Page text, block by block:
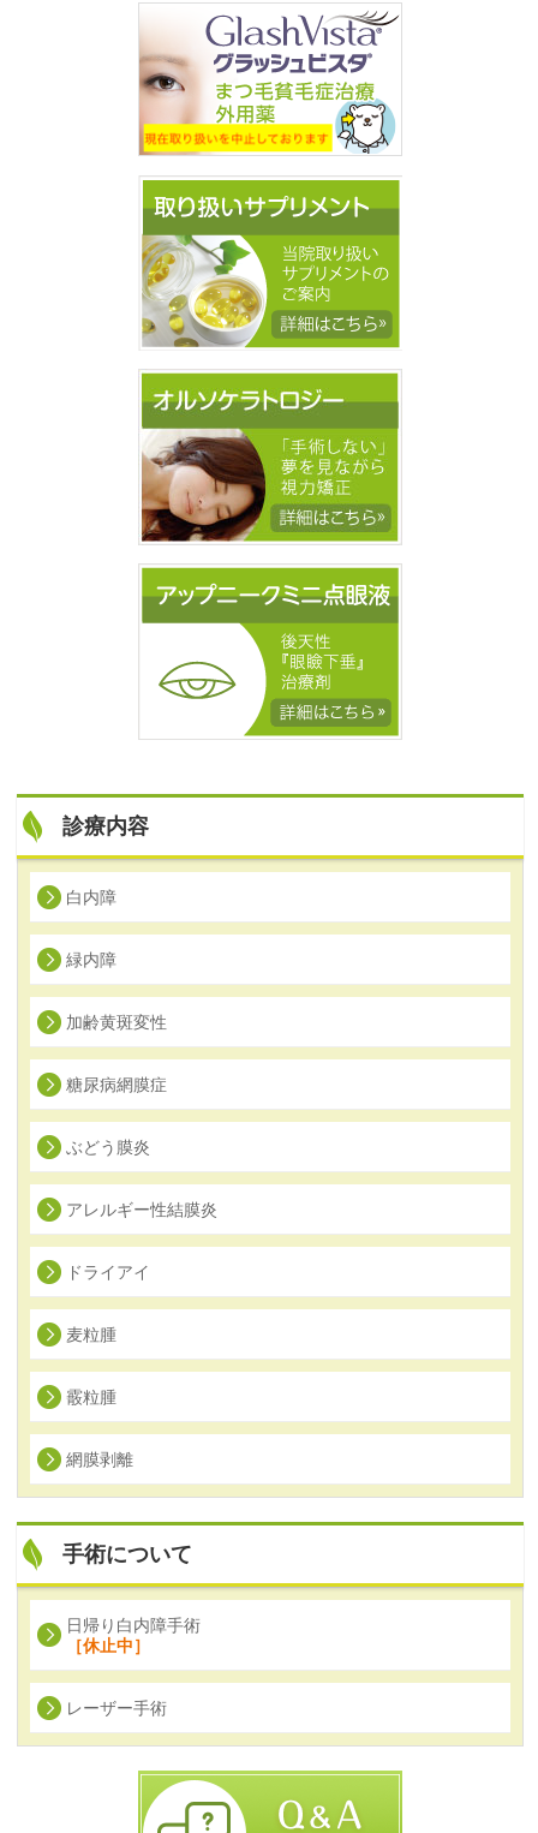
診療内容
白内障
緑内障
加齢黄斑変性
糖尿病網膜症
ぶどう膜炎
アレルギー性結膜炎
ドライアイ
麦粒腫
霰粒腫
網膜剥離
手術について
日帰り白内障手術
［休止中］
レーザー手術